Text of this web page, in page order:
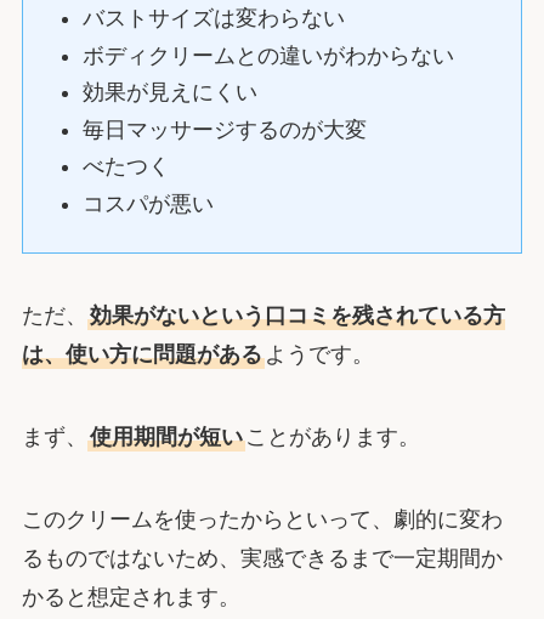
バストサイズは変わらない
ボディクリームとの違いがわからない
効果が見えにくい
毎日マッサージするのが大変
べたつく
コスパが悪い
ただ、 効果がないという口コミを残されている方
は、使い方に問題があるようです。
まず、 使用期間が短いことがあります。
このクリームを使ったからといって、劇的に変わ
るものではないため、実感できるまで一定期間か
かると想定されます。